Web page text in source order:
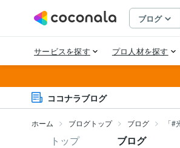
ココナラブログ
ホーム ブログトップ ブログ 「
トップ ブログ